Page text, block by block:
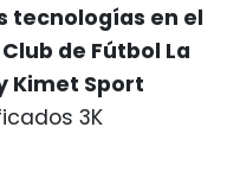
tecnologías en el
de Fútbol La
Kimet Sport
3K